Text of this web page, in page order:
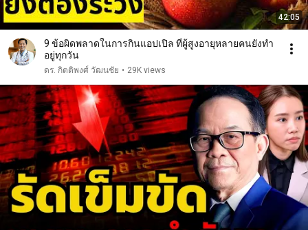
42:05
9 ข้อผิดพลาดในการกินแอปเปิล ที่ผู้สูงอายุหลายคนยังทำ
อยู่ทุกวัน
ดร. กิตติพงศ์ วัฒนชัย • 29K views